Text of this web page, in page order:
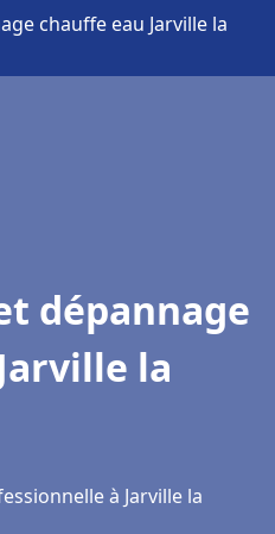
chauffe eau Jarville la
dépannage
la
à Jarville la